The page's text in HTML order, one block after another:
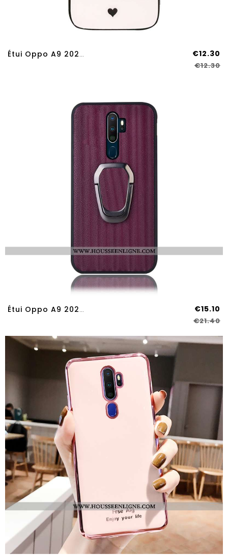
Étui Oppo A9 2020 Créatif Protection Support Blanc Téléphone Portable Net Rouge Blanche €12.30
€12.30
Étui Oppo A9 2020 Cuir Véritable Protection Coque Support Couvercle Arrière Dégradé Violet €15.10
€21.40